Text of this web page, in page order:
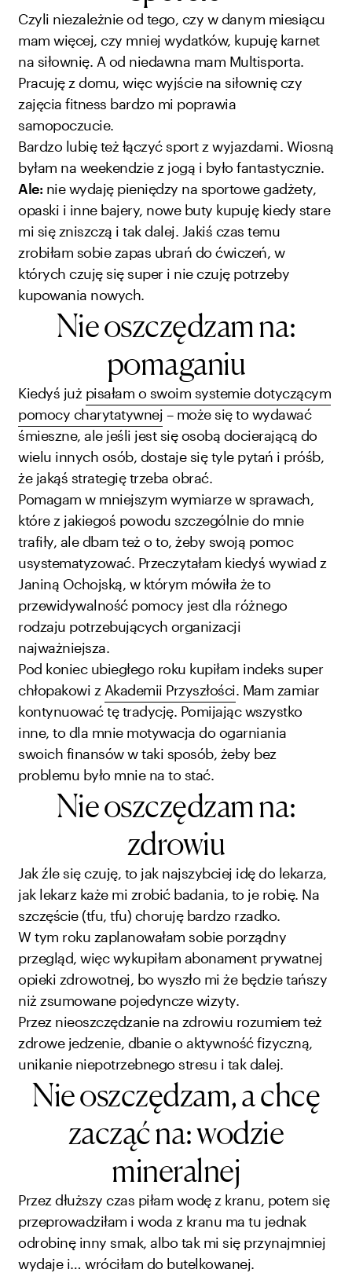
Czyli niezależnie od tego, czy w danym miesiącu
mam więcej, czy mniej wydatków, kupuję karnet
na siłownię. A od niedawna mam Multisporta.
Pracuję z domu, więc wyjście na siłownię czy
zajęcia fitness bardzo mi poprawia
samopoczucie.
Bardzo lubię też łączyć sport z wyjazdami. Wiosną
byłam na weekendzie z jogą i było fantastycznie.
Ale: nie wydaję pieniędzy na sportowe gadżety,
opaski i inne bajery, nowe buty kupuję kiedy stare
mi się zniszczą i tak dalej. Jakiś czas temu
zrobiłam sobie zapas ubrań do ćwiczeń, w
których czuję się super i nie czuję potrzeby
kupowania nowych.
Nie oszczędzam na:
pomaganiu
Kiedyś już pisałam o swoim systemie dotyczącym
pomocy charytatywnej – może się to wydawać
śmieszne, ale jeśli jest się osobą docierającą do
wielu innych osób, dostaje się tyle pytań i próśb,
że jakąś strategię trzeba obrać.
Pomagam w mniejszym wymiarze w sprawach,
które z jakiegoś powodu szczególnie do mnie
trafiły, ale dbam też o to, żeby swoją pomoc
usystematyzować. Przeczytałam kiedyś wywiad z
Janiną Ochojską, w którym mówiła że to
przewidywalność pomocy jest dla różnego
rodzaju potrzebujących organizacji
najważniejsza.
Pod koniec ubiegłego roku kupiłam indeks super
chłopakowi z Akademii Przyszłości. Mam zamiar
kontynuować tę tradycję. Pomijając wszystko
inne, to dla mnie motywacja do ogarniania
swoich finansów w taki sposób, żeby bez
problemu było mnie na to stać.
Nie oszczędzam na:
zdrowiu
Jak źle się czuję, to jak najszybciej idę do lekarza,
jak lekarz każe mi zrobić badania, to je robię. Na
szczęście (tfu, tfu) choruję bardzo rzadko.
W tym roku zaplanowałam sobie porządny
przegląd, więc wykupiłam abonament prywatnej
opieki zdrowotnej, bo wyszło mi że będzie tańszy
niż zsumowane pojedyncze wizyty.
Przez nieoszczędzanie na zdrowiu rozumiem też
zdrowe jedzenie, dbanie o aktywność fizyczną,
unikanie niepotrzebnego stresu i tak dalej.
Nie oszczędzam, a chcę
zacząć na: wodzie
mineralnej
Przez dłuższy czas piłam wodę z kranu, potem się
przeprowadziłam i woda z kranu ma tu jednak
odrobinę inny smak, albo tak mi się przynajmniej
wydaje i… wróciłam do butelkowanej.